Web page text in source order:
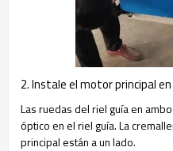
2. Instale el motor principal en
Las ruedas del riel guía en
óptico en el riel guía. La
principal están a un lado.